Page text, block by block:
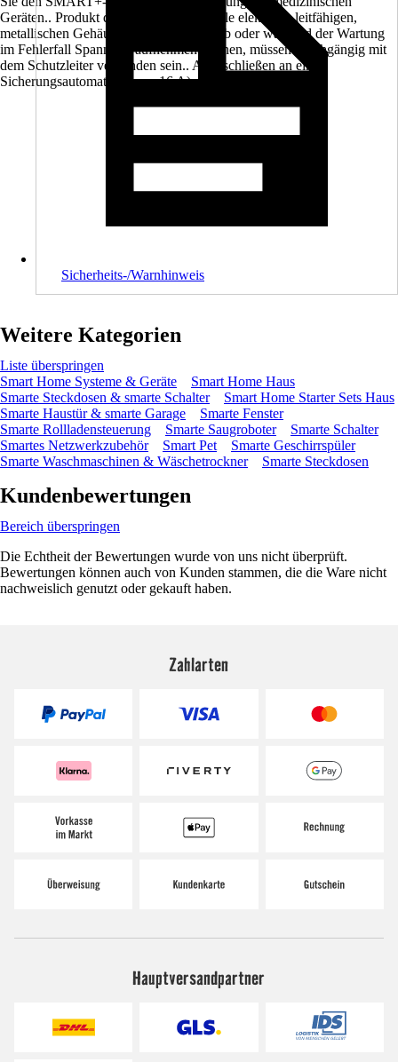
Geräten.. Produkt der Schutzklasse I. Alle elektrisch leitfähigen,
metallischen Gehäuseteile, die im Betrieb oder während der Wartung
im Fehlerfall Spannung aufnehmen können, müssen durchgängig mit
dem Schutzleiter verbunden sein.. Anzuschließen an einen
Sicherungsautomaten (max. 16 A)..
Sicherheits-/Warnhinweis
Weitere Kategorien
Liste überspringen
Smart Home Systeme & Geräte
Smart Home Haus
Smarte Steckdosen & smarte Schalter
Smart Home Starter Sets Haus
Smarte Haustür & smarte Garage
Smarte Fenster
Smarte Rollladensteuerung
Smarte Saugroboter
Smarte Schalter
Smartes Netzwerkzubehör
Smart Pet
Smarte Geschirrspüler
Smarte Waschmaschinen & Wäschetrockner
Smarte Steckdosen
Kundenbewertungen
Bereich überspringen
Die Echtheit der Bewertungen wurde von uns nicht überprüft.
Bewertungen können auch von Kunden stammen, die die Ware nicht
nachweislich genutzt oder gekauft haben.
Zahlarten
Hauptversandpartner